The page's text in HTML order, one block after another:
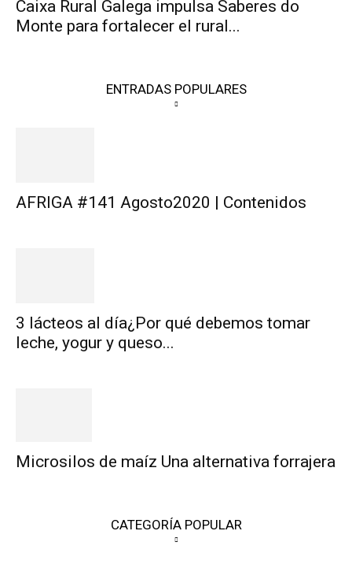
Caixa Rural Galega impulsa Saberes do
Monte para fortalecer el rural...
ENTRADAS POPULARES
AFRIGA #141 Agosto2020 | Contenidos
3 lácteos al día¿Por qué debemos tomar
leche, yogur y queso...
Microsilos de maíz Una alternativa forrajera
CATEGORÍA POPULAR